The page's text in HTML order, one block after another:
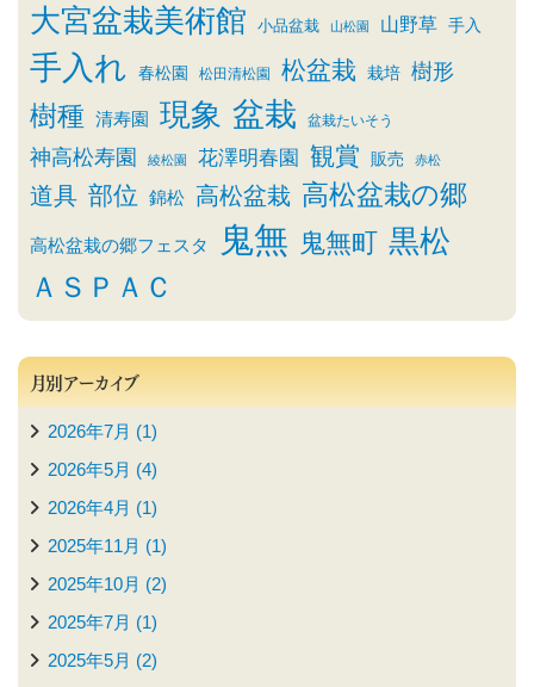
大宮盆栽美術館 小品盆栽 山松園 山野草 手入
手入れ 春松園 松田清松園 松盆栽 栽培 樹形
樹種 清寿園 現象 盆栽 盆栽たいそう
神高松寿園 綾松園 花澤明春園 観賞 販売 赤松
道具 部位 錦松 高松盆栽 高松盆栽の郷
高松盆栽の郷フェスタ 鬼無 鬼無町 黒松
ＡＳＰＡＣ
月別アーカイブ
2026年7月 (1)
2026年5月 (4)
2026年4月 (1)
2025年11月 (1)
2025年10月 (2)
2025年7月 (1)
2025年5月 (2)